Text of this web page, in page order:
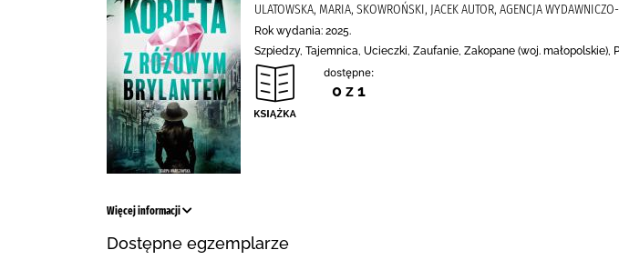
ULATOWSKA, MARIA, SKOWROŃSKI, JACEK AUTOR, AGENCJA
Rok wydania: 2025.
Szpiedzy, Tajemnica, Ucieczki, Zaufanie, Zakopane (woj. małopolskie),
dostępne:
0 z 1
Więcej informacji
Dostępne egzemplarze